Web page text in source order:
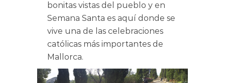
bonitas vistas del pueblo y en
Semana Santa es aquí donde se
vive una de las celebraciones
católicas más importantes de
Mallorca.